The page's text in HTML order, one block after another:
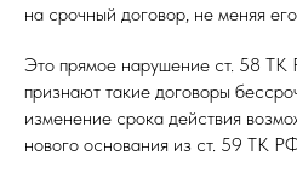
на срочный договор, не меняя
Это прямое нарушение ст. 58 ТК
признают такие договоры
изменение срока действия
нового основания из ст. 59 ТК